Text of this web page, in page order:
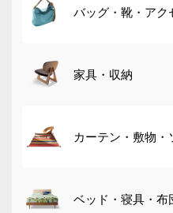
バッグ・靴・アク
家具・収納
カーテン・敷物・
ベッド・寝具・布